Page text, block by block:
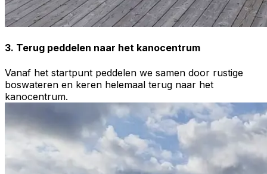
3. Terug peddelen naar het kanocentrum
Vanaf het startpunt peddelen we samen door rustige
boswateren en keren helemaal terug naar het
kanocentrum.